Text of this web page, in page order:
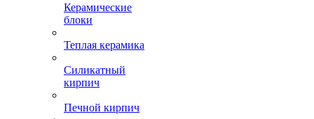
Керамические
блоки
Теплая керамика
Силикатный
кирпич
Печной кирпич